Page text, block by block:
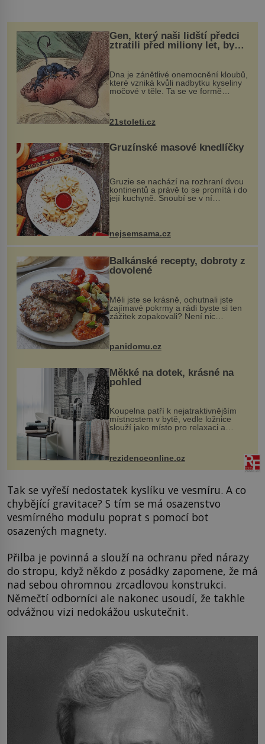
Gen, který naši lidští předci
ztratili před miliony let, by
mohl pomoci s léčbou
„nemoci králů“
Dna je zánětlivé onemocnění kloubů,
které vzniká kvůli nadbytku kyseliny
močové v těle. Ta se ve formě
nohou, a způsobuje bole...
21stoleti.cz
Gruzínské masové knedlíčky
Gruzie se nachází na rozhraní dvou
kontinentů a právě to se promítá i do
její kuchyně. Snoubí se v ní
evropské a asijské chutě a díky tomu
pokrmy, které rozhodně st...
nejsemsama.cz
Balkánské recepty, dobroty z
dovolené
Měli jste se krásně, ochutnali jste
zajímavé pokrmy a rádi byste si ten
zážitek zopakovali? Není nic
snazšího. Pljeskavica (10 porcí)
Možná jste ji ochutnali na dovolené v
panidomu.cz
Měkké na dotek, krásné na
pohled
Koupelna patří k nejatraktivnějším
místnostem v bytě, vedle ložnice
slouží jako místo pro relaxaci a
odpočinek. Koupelnový textil –
ručníky, osušky a koberečky –
proutku...
rezidenceonline.cz
Tak se vyřeší nedostatek kyslíku ve vesmíru. A co
chybějící gravitace? S tím se má osazenstvo
vesmírného modulu poprat s pomocí bot
osazených magnety.
Přilba je povinná a slouží na ochranu před nárazy
do stropu, když někdo z posádky zapomene, že má
nad sebou ohromnou zrcadlovou konstrukci.
Němečtí odborníci ale nakonec usoudí, že takhle
odvážnou vizi nedokážou uskutečnit.